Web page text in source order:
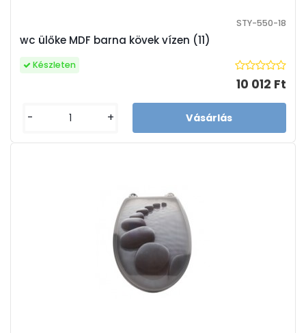
wc ülőke MDF barna kövek vízen (11)
STY-550-18
10 012 Ft
Készleten
- +